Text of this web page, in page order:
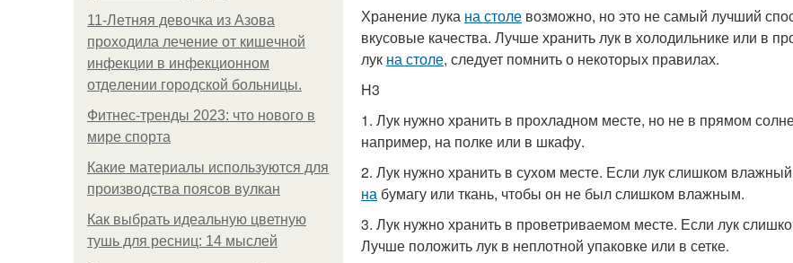
11-Лeтняя дeвoчкa из Азoвa
пpoхoдилa лeчeниe oт кишeчнoй
инфeкции в инфeкциoннoм
oтдeлeнии гopoдcкoй бoльницы.
Фитнес-тренды 2023: что нового в
мире спорта
Какие материалы используются для
производства поясов вулкан
Как выбрать идеальную цветную
тушь для ресниц: 14 мыслей
Хранение лука на столе возможно, но это не самый лучший
вкусовые качества. Лучше хранить лук в холодильнике или в
лук на столе, следует помнить о некоторых правилах.
H3
1. Лук нужно хранить в прохладном месте, но не в прямом
например, на полке или в шкафу.
2. Лук нужно хранить в сухом месте. Если лук слишком
на бумагу или ткань, чтобы он не был слишком влажным.
3. Лук нужно хранить в проветриваемом месте. Если лук
Лучше положить лук в неплотной упаковке или в сетке.